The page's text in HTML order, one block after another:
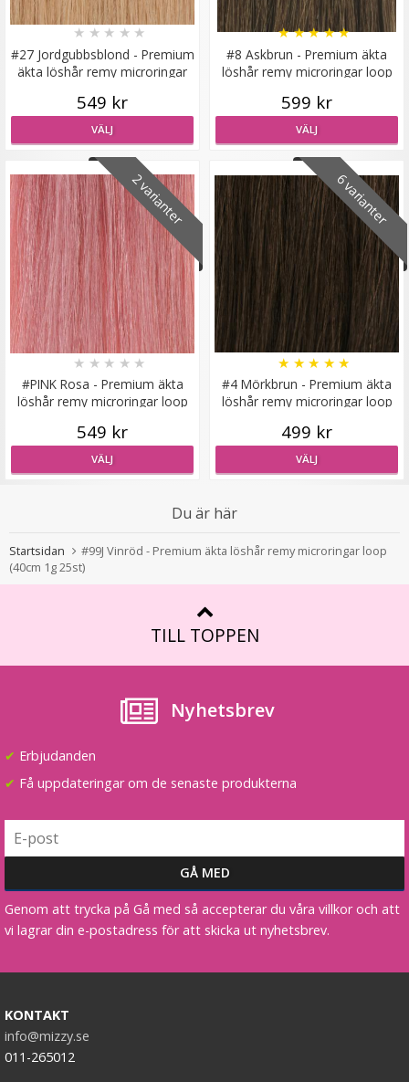
#613 Ljusblond - Original äkta löshår remy nagelslingor
189 kr
Hårklämma rosett - Rosa
★★★★★
19 kr
LÄGG I VARUKORG
#27 Jordgubbsblond - Premium
äkta löshår remy microringar
★ ★ ★ ★ ★
549 kr
VÄLJ
#8 Askbrun - Premium äkta
löshår remy microringar loop
★★★★★
599 kr
VÄLJ
2 varianter
#PINK Rosa - Premium äkta
löshår remy microringar loop
★ ★ ★ ★ ★
549 kr
VÄLJ
6 varianter
#4 Mörkbrun - Premium äkta
löshår remy microringar loop
★ ★ ★ ★ ★
499 kr
VÄLJ
Du är här
Startsidan
#99J Vinröd - Premium äkta löshår remy microringar loop
(40cm 1g 25st)
TILL TOPPEN
Nyhetsbrev
✔ Erbjudanden
✔ Få uppdateringar om de senaste produkterna
Genom att trycka på Gå med så accepterar du våra villkor och att
vi lagrar din e-postadress för att skicka ut nyhetsbrev.
KONTAKT
info@mizzy.se
011-265012